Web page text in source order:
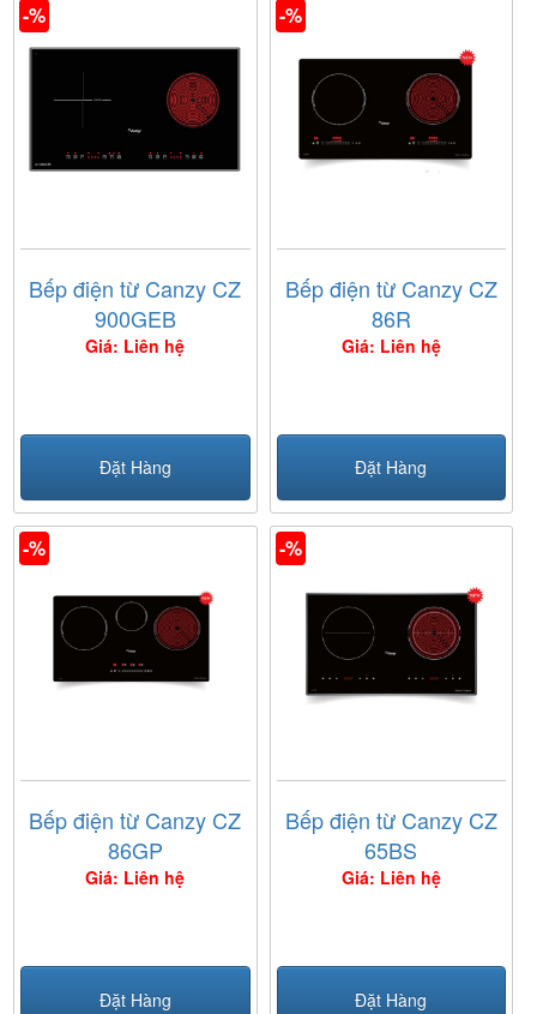
-%
Bếp điện từ Canzy CZ
900GEB
Giá: Liên hệ
Đặt Hàng
-%
Bếp điện từ Canzy CZ
86R
Giá: Liên hệ
Đặt Hàng
-%
Bếp điện từ Canzy CZ
86GP
Giá: Liên hệ
Đặt Hàng
-%
Bếp điện từ Canzy CZ
65BS
Giá: Liên hệ
Đặt Hàng